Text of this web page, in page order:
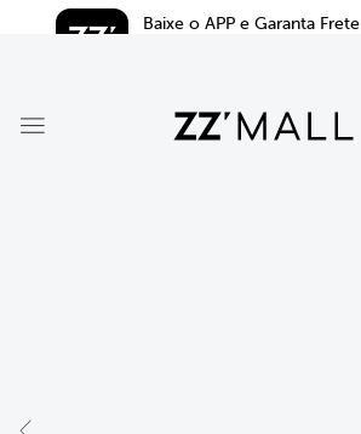
Baixe o APP e Garanta Frete